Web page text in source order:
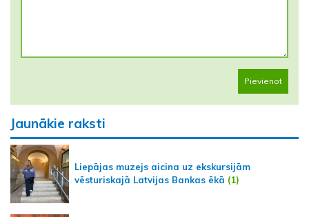
Pievienot
Jaunākie raksti
Liepājas muzejs aicina uz ekskursijām
vēsturiskajā Latvijas Bankas ēkā (1)